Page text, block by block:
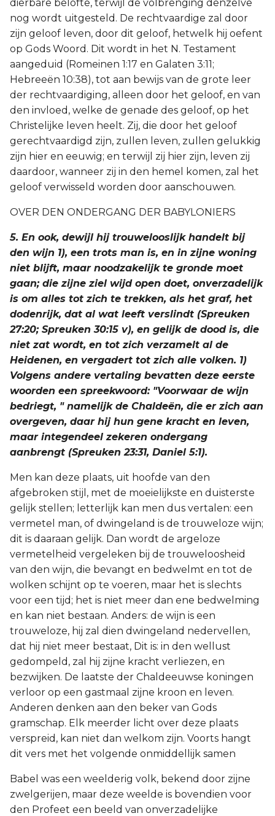
dierbare belofte, terwijl de volbrenging denzelve
nog wordt uitgesteld. De rechtvaardige zal door
zijn geloof leven, door dit geloof, hetwelk hij oefent
op Gods Woord. Dit wordt in het N. Testament
aangeduid (Romeinen 1:17 en Galaten 3:11;
Hebreeën 10:38), tot aan bewijs van de grote leer
der rechtvaardiging, alleen door het geloof, en van
den invloed, welke de genade des geloof, op het
Christelijke leven heelt. Zij, die door het geloof
gerechtvaardigd zijn, zullen leven, zullen gelukkig
zijn hier en eeuwig; en terwijl zij hier zijn, leven zij
daardoor, wanneer zij in den hemel komen, zal het
geloof verwisseld worden door aanschouwen.
OVER DEN ONDERGANG DER BABYLONIERS
5. En ook, dewijl hij trouwelooslijk handelt bij
den wijn 1), een trots man is, en in zijne woning
niet blijft, maar noodzakelijk te gronde moet
gaan; die zijne ziel wijd open doet, onverzadelijk
is om alles tot zich te trekken, als het graf, het
dodenrijk, dat al wat leeft verslindt (Spreuken
27:20; Spreuken 30:15 v), en gelijk de dood is, die
niet zat wordt, en tot zich verzamelt al de
Heidenen, en vergadert tot zich alle volken. 1)
Volgens andere vertaling bevatten deze eerste
woorden een spreekwoord: "Voorwaar de wijn
bedriegt, " namelijk de Chaldeën, die er zich aan
overgeven, daar hij hun gene kracht en leven,
maar integendeel zekeren ondergang
aanbrengt (Spreuken 23:31, Daniel 5:1).
Men kan deze plaats, uit hoofde van den
afgebroken stijl, met de moeielijkste en duisterste
gelijk stellen; letterlijk kan men dus vertalen: een
vermetel man, of dwingeland is de trouweloze wijn;
dit is daaraan gelijk. Dan wordt de argeloze
vermetelheid vergeleken bij de trouweloosheid
van den wijn, die bevangt en bedwelmt en tot de
wolken schijnt op te voeren, maar het is slechts
voor een tijd; het is niet meer dan ene bedwelming
en kan niet bestaan. Anders: de wijn is een
trouweloze, hij zal dien dwingeland nedervellen,
dat hij niet meer bestaat, Dit is: in den wellust
gedompeld, zal hij zijne kracht verliezen, en
bezwijken. De laatste der Chaldeeuwse koningen
verloor op een gastmaal zijne kroon en leven.
Anderen denken aan den beker van Gods
gramschap. Elk meerder licht over deze plaats
verspreid, kan niet dan welkom zijn. Voorts hangt
dit vers met het volgende onmiddellijk samen
Babel was een weelderig volk, bekend door zijne
zwelgerijen, maar deze weelde is bovendien voor
den Profeet een beeld van onverzadelijke